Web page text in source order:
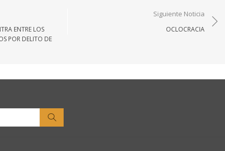
ENTRE LOS
POR DELITO DE
Siguiente Noticia
OCLOCRACIA